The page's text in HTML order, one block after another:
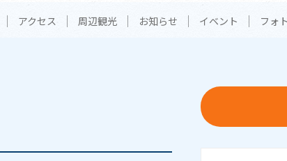
アクセス 周辺観光 お知らせ イベント フォ